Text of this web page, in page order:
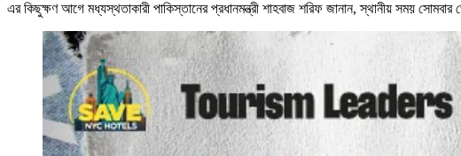
এর কিছুক্ষণ আগে মধ্যস্থতাকারী পাকিস্তানের প্রধানমন্ত্রী শাহবাজ শরিফ জানান, স্থানীয় সময়